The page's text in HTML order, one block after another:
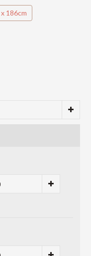
186cm